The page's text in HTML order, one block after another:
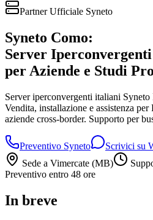
Partner Ufficiale Syneto
Syneto Como:
Server Iperconvergenti
per Aziende e Studi
Server iperconvergenti italiani
Vendita, installazione e assistenza
aziende cross-border. Supporto per
Preventivo Syneto
Scrivici su
Sede a Vimercate (MB)
Preventivo entro 48 ore
In breve